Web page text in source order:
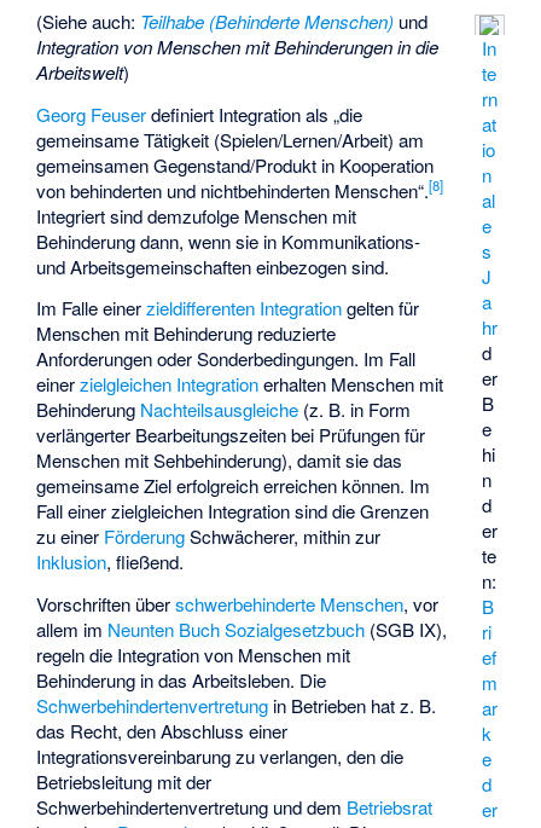
In
te
rn
at
io
n
al
e
s
J
a
hr
d
er
B
e
hi
n
d
er
te
n:
B
ri
ef
m
ar
k
e
d
er
(Siehe auch: Teilhabe (Behinderte Menschen) und
Integration von Menschen mit Behinderungen in die
Arbeitswelt)
Georg Feuserdefiniert Integration als „die
gemeinsame Tätigkeit (Spielen/Lernen/Arbeit) am
gemeinsamen Gegenstand/Produkt in Kooperation
von behinderten und nichtbehinderten Menschen“.[8]
Integriert sind demzufolge Menschen mit
Behinderung dann, wenn sie in Kommunikations-
und Arbeitsgemeinschaften einbezogen sind.
Im Falle einerzieldifferenten Integrationgelten für
Menschen mit Behinderung reduzierte
Anforderungen oder Sonderbedingungen. Im Fall
einerzielgleichen Integrationerhalten Menschen mit
Behinderung Nachteilsausgleiche (z. B. in Form
verlängerter Bearbeitungszeiten bei Prüfungen für
Menschen mit Sehbehinderung), damit sie das
gemeinsame Ziel erfolgreich erreichen können. Im
Fall einer zielgleichen Integration sind die Grenzen
zu einer FörderungSchwächerer, mithin zur
Inklusion, fließend.
Vorschriften überschwerbehinderte Menschen, vor
allem im Neunten Buch Sozialgesetzbuch (SGB IX),
regeln die Integration von Menschen mit
Behinderung in das Arbeitsleben. Die
Schwerbehindertenvertretung in Betrieben hat z. B.
das Recht, den Abschluss einer
Integrationsvereinbarungzu verlangen, den die
Betriebsleitung mit der
Schwerbehindertenvertretung und dem Betriebsrat